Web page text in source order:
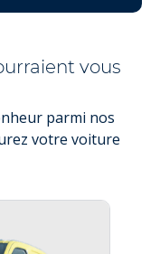
vous
parmi nos
votre voiture